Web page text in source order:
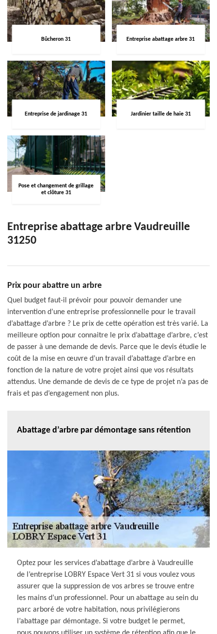
Bûcheron 31 Entreprise abattage arbre 31
Entreprise de jardinage 31 Jardinier taille de haie 31
Pose et changement de grillage
et clôture 31
Entreprise abattage arbre Vaudreuille
31250
Prix pour abattre un arbre
Quel budget faut-il prévoir pour pouvoir demander une
intervention d’une entreprise professionnelle pour le travail
d’abattage d’arbre ? Le prix de cette opération est très varié. La
meilleure option pour connaitre le prix d’abattage d’arbre, c’est
de passer à une demande de devis. Parce que le devis étudie le
coût de la mise en œuvre d’un travail d’abattage d’arbre en
fonction de la nature de votre projet ainsi que vos résultats
attendus. Une demande de devis de ce type de projet n’a pas de
frais et pas d’engagement non plus.
Abattage d’arbre par démontage sans rétention
Optez pour les services d’abattage d’arbre à Vaudreuille
de l’entreprise LOBRY Espace Vert 31 si vous voulez vous
assurer que la suppression de vos arbres se trouve entre
les mains d’un professionnel. Pour un abattage au sein du
parc arboré de votre habitation, nous privilégierons
l’abattage par démontage. Si votre budget le permet,